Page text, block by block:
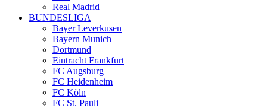
Real Madrid
BUNDESLIGA
Bayer Leverkusen
Bayern Munich
Dortmund
Eintracht Frankfurt
FC Augsburg
FC Heidenheim
FC Köln
FC St. Pauli